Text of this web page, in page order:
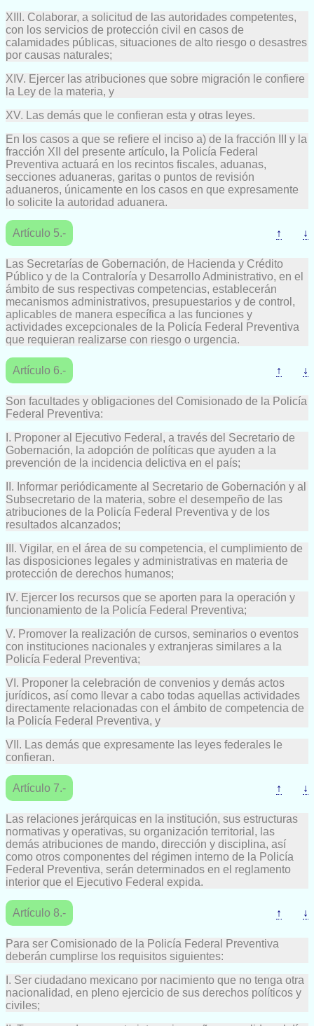
XIII. Colaborar, a solicitud de las autoridades competentes,
con los servicios de protección civil en casos de
calamidades públicas, situaciones de alto riesgo o desastres
por causas naturales;
XIV. Ejercer las atribuciones que sobre migración le confiere
la Ley de la materia, y
XV. Las demás que le confieran esta y otras leyes.
En los casos a que se refiere el inciso a) de la fracción III y la
fracción XII del presente artículo, la Policía Federal
Preventiva actuará en los recintos fiscales, aduanas,
secciones aduaneras, garitas o puntos de revisión
aduaneros, únicamente en los casos en que expresamente
lo solicite la autoridad aduanera.
Artículo 5.- ↑ ↓
Las Secretarías de Gobernación, de Hacienda y Crédito
Público y de la Contraloría y Desarrollo Administrativo, en el
ámbito de sus respectivas competencias, establecerán
mecanismos administrativos, presupuestarios y de control,
aplicables de manera específica a las funciones y
actividades excepcionales de la Policía Federal Preventiva
que requieran realizarse con riesgo o urgencia.
Artículo 6.- ↑ ↓
Son facultades y obligaciones del Comisionado de la Policía
Federal Preventiva:
I. Proponer al Ejecutivo Federal, a través del Secretario de
Gobernación, la adopción de políticas que ayuden a la
prevención de la incidencia delictiva en el país;
II. Informar periódicamente al Secretario de Gobernación y al
Subsecretario de la materia, sobre el desempeño de las
atribuciones de la Policía Federal Preventiva y de los
resultados alcanzados;
III. Vigilar, en el área de su competencia, el cumplimiento de
las disposiciones legales y administrativas en materia de
protección de derechos humanos;
IV. Ejercer los recursos que se aporten para la operación y
funcionamiento de la Policía Federal Preventiva;
V. Promover la realización de cursos, seminarios o eventos
con instituciones nacionales y extranjeras similares a la
Policía Federal Preventiva;
VI. Proponer la celebración de convenios y demás actos
jurídicos, así como llevar a cabo todas aquellas actividades
directamente relacionadas con el ámbito de competencia de
la Policía Federal Preventiva, y
VII. Las demás que expresamente las leyes federales le
confieran.
Artículo 7.- ↑ ↓
Las relaciones jerárquicas en la institución, sus estructuras
normativas y operativas, su organización territorial, las
demás atribuciones de mando, dirección y disciplina, así
como otros componentes del régimen interno de la Policía
Federal Preventiva, serán determinados en el reglamento
interior que el Ejecutivo Federal expida.
Artículo 8.- ↑ ↓
Para ser Comisionado de la Policía Federal Preventiva
deberán cumplirse los requisitos siguientes:
I. Ser ciudadano mexicano por nacimiento que no tenga otra
nacionalidad, en pleno ejercicio de sus derechos políticos y
civiles;